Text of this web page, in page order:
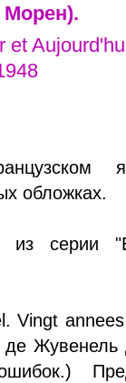
Морен).
et
обложках.
из серии
Vingt
Жувенель